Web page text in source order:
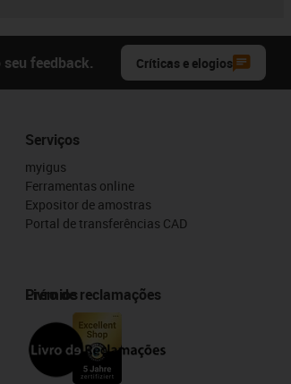
feedback. Críticas e elogios
Serviços
myigus
Ferramentas online
Expositor de amostras
Portal de transferências CAD
Prémios
Livro de reclamações